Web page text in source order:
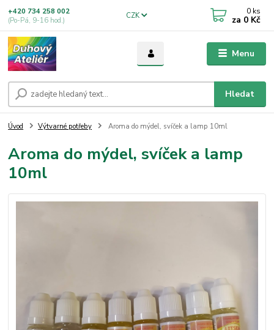
Menu
CZK
Hledat
+420 734 258 002
(Po-Pá, 9-16 hod.)
0 ks
za 0 Kč
Úvod Výtvarné potřeby Aroma do mýdel, svíček a lamp 10ml
Aroma do mýdel, svíček a lamp
10ml